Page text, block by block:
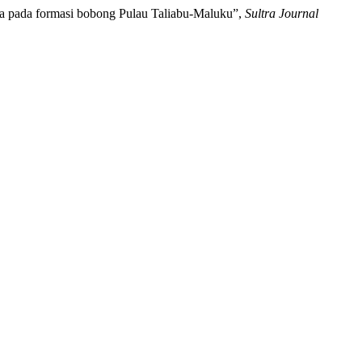
formasi bobong Pulau Taliabu-Maluku”, Sultra Journal